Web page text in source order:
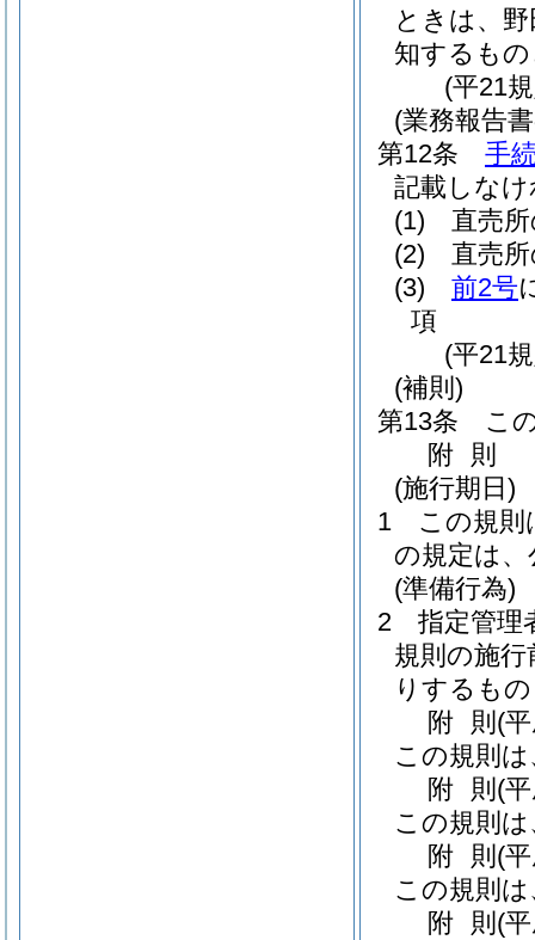
ときは、
知するも
(平21
(業務報告
第12条
手
記載しな
(1)
直売
(2)
直売
(3)
前2号
項
(平21
(補則)
第13条
こ
附 則
(施行期日)
1
この規則
の規定は
(準備行為)
2
指定管理
規則の施
りするも
附 則 (
この規則
附 則 (
この規則
附 則 (
この規則
附 則 (